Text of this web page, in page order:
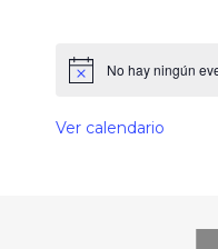
No hay ningún
Ver calendario